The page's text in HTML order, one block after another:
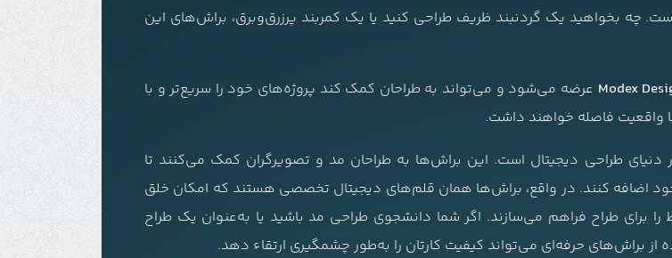
چه بخواهید یک گردنبند ظریف طراحی کنید یا یک کمربند پرزرق‌وبرق، براش‌های این
عرضه می‌شود و می‌تواند به طراحان کمک کند پروژه‌های خود را سریع‌تر و با
با واقعیت فاصله خواهند داشت.
در دنیای طراحی دیجیتال است. این براش‌ها به طراحان مد و تصویرگران کمک می‌کنند تا
اضافه کنند. در واقع، براش‌ها همان قلم‌های دیجیتال تخصصی هستند که امکان خلق
برای طراح فراهم می‌سازند. اگر شما دانشجوی طراحی مد باشید یا به‌عنوان یک طراح
از براش‌های حرفه‌ای می‌تواند کیفیت کارتان را به‌طور چشمگیری ارتقاء دهد.